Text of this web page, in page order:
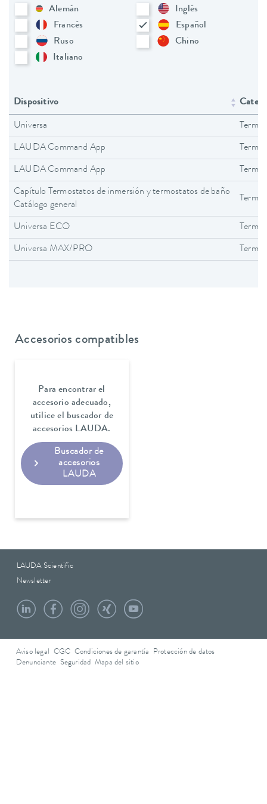
Alemán
Inglés
Francés
Español
Ruso
Chino
Italiano
Dispositivo
Universa
LAUDA Command App
LAUDA Command App
Capítulo Termostatos de inmersión y termostatos de baño
Catálogo general
Universa ECO
Universa MAX/PRO
Accesorios compatibles
Para encontrar el
accesorio adecuado,
utilice el buscador de
accesorios LAUDA.
Buscador de
accesorios
LAUDA
LAUDA Scientific
Newsletter
Aviso legal CGC Condiciones de garantía
Protección de datos
Denunciante Seguridad Mapa del sitio